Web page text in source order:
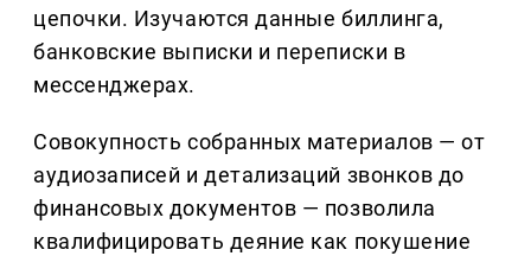
цепочки. Изучаются данные биллинга,
банковские выписки и переписки в
мессенджерах.
Совокупность собранных материалов — от
аудиозаписей и детализаций звонков до
финансовых документов — позволила
квалифицировать деяние как покушение